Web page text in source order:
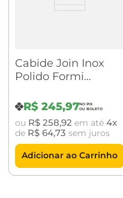
Cabide Join Inox
Polido Formi
R$ 245,97
ou R$ 258,92 em até 4
de R$ 64,73 sem juros
Adicionar ao Carrinho